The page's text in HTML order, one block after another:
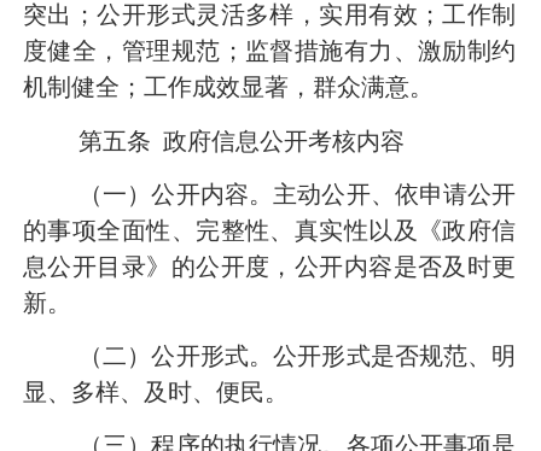
突出；公开形式灵活多样，实用有效；工作制
度健全，管理规范；监督措施有力、激励制约
机制健全；工作成效显著，群众满意。
第五条 政府信息公开考核内容
（一）公开内容。 主动公开、依申请公开
的事项全面性、完整性、真实性以及《政府信
息公开目录》的公开度，公开内容是否及时更
新。
（二）公开形式。公开形式是否规范、明
显、多样、及时、便民。
（三）程序的执行情况。 各项公开事项是